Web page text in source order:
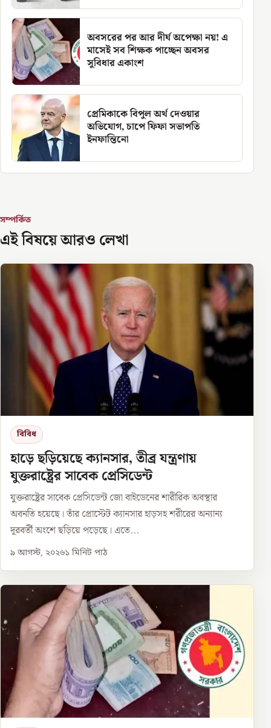
অবসরের পর আর দীর্ঘ অপেক্ষা নয়! এ
মাসেই সব শিক্ষক পাচ্ছেন অবসর
সুবিধার একাংশ
প্রেমিকাকে বিপুল অর্থ দেওয়ার
অভিযোগ, চাপে ফিফা সভাপতি
ইনফান্তিনো
সম্পর্কিত
এই বিষয়ে আরও লেখা
বিবিধ
হাড়ে ছড়িয়েছে ক্যানসার, তীব্র যন্ত্রণায়
যুক্তরাষ্ট্রের সাবেক প্রেসিডেন্ট
যুক্তরাষ্ট্রের সাবেক প্রেসিডেন্ট জো বাইডেনের শারীরিক অবস্থার
অবনতি হয়েছে। তাঁর প্রোস্টেট ক্যানসার হাড়সহ শরীরের অন্যান্য
দূরবর্তী অংশে ছড়িয়ে পড়েছে। এতে...
৯ আগস্ট, ২০২৬১ মিনিট পাঠ